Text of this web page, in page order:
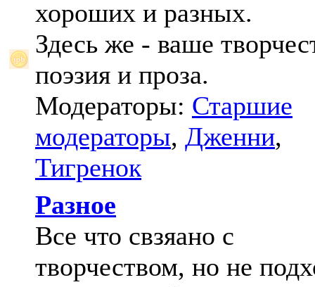
хороших и разных.
Здесь же - ваше
поэзия и проза.
Модераторы: Старшие
модераторы, Дженни,
Тигренок
Разное
Все что свзяано с
творчеством, но не